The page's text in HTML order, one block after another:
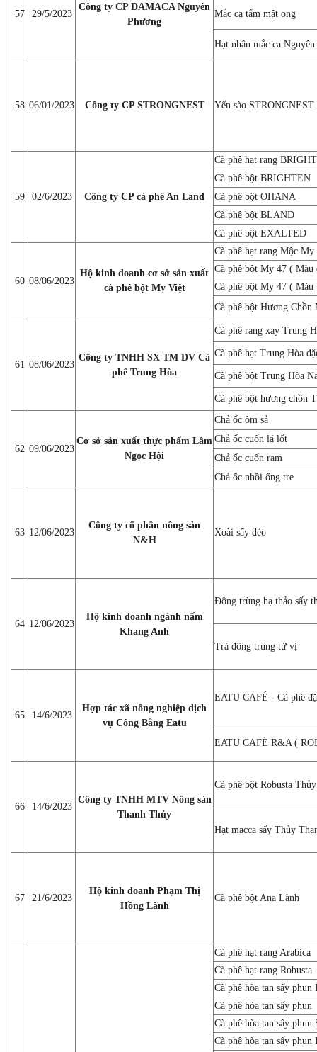
57 29/5/2023
Công ty CP DAMACA Nguyên
Phương
Mắc ca tẩm mật ong
Hạt nhân mắc ca
58 06/01/2023 Công ty CP STRONGNEST Yến sào STRONGNEST
59 02/6/2023 Công ty CP cà phê An Land
Cà phê hạt rang
Cà phê bột BRIGHTEN
Cà phê bột OHANA
Cà phê bột BLAND
Cà phê bột EXALTED
60 08/06/2023
Hộ kinh doanh cơ sở sản xuất
cà phê bột My Việt
Cà phê hạt rang Mộc
Cà phê bột My 47 ( Màu
Cà phê bột My 47 ( Màu
Cà phê bột Hương Chồn
61 08/06/2023
Công ty TNHH SX TM DV Cà
phê Trung Hòa
Cà phê rang xay Trung
Cà phê hạt Trung Hòa
Cà phê bột Trung Hòa
Cà phê bột hương chồn
62 09/06/2023
Cơ sở sản xuất thực phẩm Lâm
Ngọc Hội
Chả ốc ôm sả
Chả ốc cuốn lá lốt
Chả ốc cuốn ram
Chả ốc nhồi ống tre
63 12/06/2023
Công ty cổ phần nông sản
N&H
Xoài sấy dẻo
64 12/06/2023
Hộ kinh doanh ngành nấm
Khang Anh
Đông trùng hạ thảo sấy
Trà đông trùng tứ vị
65 14/6/2023
Hợp tác xã nông nghiệp dịch
vụ Công Bằng Eatu
EATU CAFÉ - Cà phê
EATU CAFÉ R&A (
66 14/6/2023
Công ty TNHH MTV Nông sản
Thanh Thủy
Cà phê bột Robusta
Hạt macca sấy Thủy
67 21/6/2023
Hộ kinh doanh Phạm Thị
Hồng Lành
Cà phê bột Ana Lành
Cà phê hạt rang Arabica
Cà phê hạt rang Robusta
Cà phê hòa tan sấy phun
Cà phê hòa tan sấy
Cà phê hòa tan sấy phun
Cà phê hòa tan sấy phun